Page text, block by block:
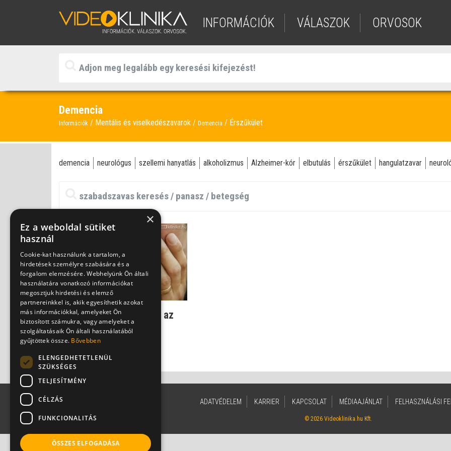
INFORMÁCIÓK VÁLASZOK ORVOSOK
Demencia
Információk Mentális és viselkedészavarok Demencia Érszűkület
demencia neurológus szellemi hanyatlás alkoholizmus Alzheimer-kór elbutulás érszűkület hangulatzavar
Demencia: ezért nehéz az
elbutulás megfelelő
diagnózisa
Dr. Ertsey Csaba
ADATVÉDELEM KARRIER KAPCSOLAT MÉDIAAJÁNLAT FELHASZNÁLÁSI
© 2026 Videoklinika.hu Kft.
×
Ez a weboldal sütiket
használ
Cookie-kat használunk a tartalom, a
hirdetések személyre szabására és a
forgalom elemzésére. Webhelyünk Ön általi
használatára vonatkozó információkat
megosztjuk hirdetési és elemző
partnereinkkel is, akik egyesíthetik azokat
más információkkal, amelyeket Ön
biztosított számukra, vagy amelyeket a
szolgáltatásaik Ön általi használatából
gyűjtöttek össze. Bővebben
ELENGEDHETETLENÜL
SZÜKSÉGES
TELJESÍTMÉNY
CÉLZÁS
FUNKCIONALITÁS
ÖSSZES ELFOGADÁSA